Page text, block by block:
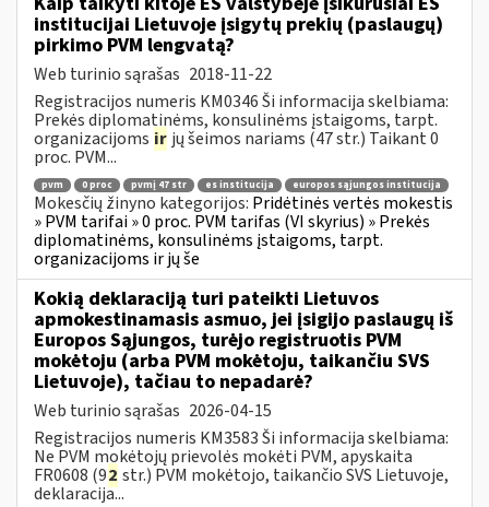
institucijai Lietuvoje įsigytų prekių (paslaugų)
pirkimo PVM lengvatą?
Web turinio sąrašas 2018-11-22
Registracijos numeris KM0346 Ši informacija skelbiama:
Prekės diplomatinėms, konsulinėms įstaigoms, tarpt.
organizacijoms ir jų šeimos nariams (47 str.) Taikant 0
proc. PVM...
pvm 0 proc pvmį 47 str es institucija europos sąjungos institucija
Mokesčių žinyno kategorijos: Pridėtinės vertės mokestis
» PVM tarifai » 0 proc. PVM tarifas (VI skyrius) » Prekės
diplomatinėms, konsulinėms įstaigoms, tarpt.
organizacijoms ir jų še
Kokią deklaraciją turi pateikti Lietuvos
apmokestinamasis asmuo, jei įsigijo paslaugų iš
Europos Sąjungos, turėjo registruotis PVM
mokėtoju (arba PVM mokėtoju, taikančiu SVS
Lietuvoje), tačiau to nepadarė?
Web turinio sąrašas 2026-04-15
Registracijos numeris KM3583 Ši informacija skelbiama:
Ne PVM mokėtojų prievolės mokėti PVM, apyskaita
FR0608 (92 str.) PVM mokėtojo, taikančio SVS Lietuvoje,
deklaracija...